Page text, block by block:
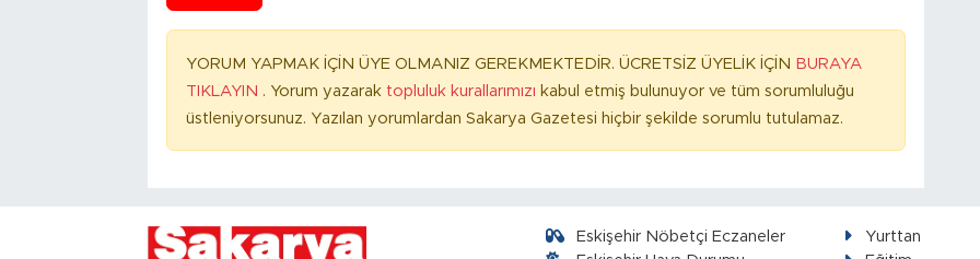
YORUM YAPMAK İÇİN ÜYE OLMANIZ GEREKMEKTEDİR. ÜCRETSİZ ÜYELİK İÇİN BURAYA
TIKLAYIN . Yorum yazarak topluluk kurallarımızı kabul etmiş bulunuyor ve tüm sorumluluğu
üstleniyorsunuz. Yazılan yorumlardan Sakarya Gazetesi hiçbir şekilde sorumlu tutulamaz.
Eskişehir Nöbetçi Eczaneler
Yurttan